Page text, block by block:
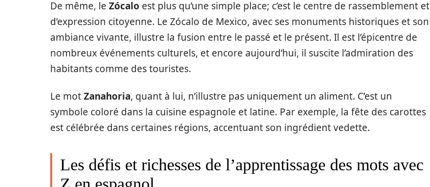
De même, le Zócalo est plus qu’une simple place; c’est le centre de rassemblement et
d’expression citoyenne. Le Zócalo de Mexico, avec ses monuments historiques et son
ambiance vivante, illustre la fusion entre le passé et le présent. Il est l’épicentre de
nombreux événements culturels, et encore aujourd’hui, il suscite l’admiration des
habitants comme des touristes.
Le motZanahoria, quant à lui, n’illustre pas uniquement un aliment. C’est un
symbole coloré dans la cuisine espagnole et latine. Par exemple, la fête des carottes
est célébrée dans certaines régions, accentuant son ingrédient vedette.
Les défis et richesses de l’apprentissage des mots avec